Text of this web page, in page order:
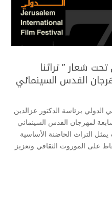
شعار ” تراثنا
القدس السينمائي
الدولي برئاسة الدكتور عزالدين
لمهرجان القدس السينمائي
يمثل التراث الحاضنة الأساسية
على الموروث الثقافي وتعزيز